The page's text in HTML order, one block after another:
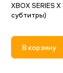
XBOX SERIES
субтитры)
В корзину